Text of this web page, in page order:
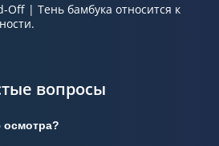
| Тень бамбука относится к
вопросы
осмотра?